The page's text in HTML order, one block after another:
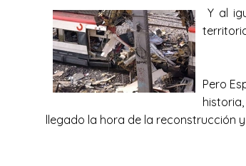
Y al
Pero
llegado la hora de la reconstrucción